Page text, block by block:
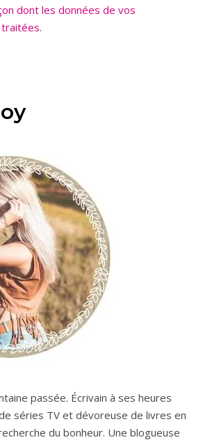
dont les données de vos
.
passée. Écrivain à ses heures
séries TV et dévoreuse de livres en
du bonheur. Une blogueuse